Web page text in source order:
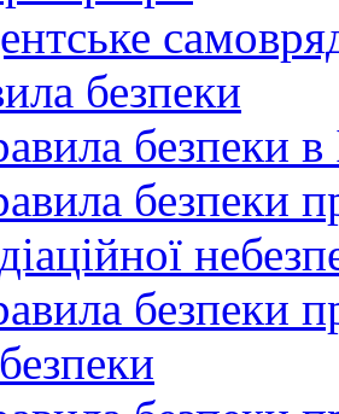
безпеки
безпеки в
безпеки
безпеки